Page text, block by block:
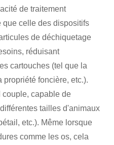
de traitement
celle des dispositifs
de déchiquetage
réduisant
cartouches (tel que la
foncière, etc.).
couple, capable de
tailles d'animaux
etc.). Même lorsque
comme les os, cela